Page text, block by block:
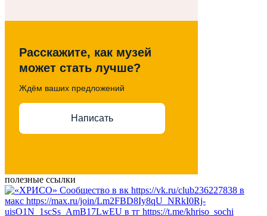
Расскажите, как музей
может стать лучше?
Ждём ваших предложений
Написать
полезные ссылки